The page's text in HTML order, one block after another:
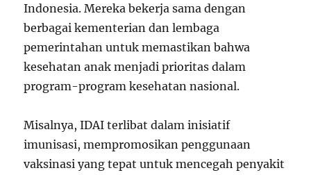
Indonesia. Mereka bekerja sama dengan
berbagai kementerian dan lembaga
pemerintahan untuk memastikan bahwa
kesehatan anak menjadi prioritas dalam
program-program kesehatan nasional.
Misalnya, IDAI terlibat dalam inisiatif
imunisasi, mempromosikan penggunaan
vaksinasi yang tepat untuk mencegah penyakit